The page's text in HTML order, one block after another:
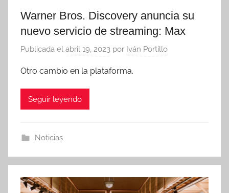
Warner Bros. Discovery anuncia su
nuevo servicio de streaming: Max
Publicada el abril 19, 2023 por Iván Portillo
Otro cambio en la plataforma.
Seguir leyendo
Noticias